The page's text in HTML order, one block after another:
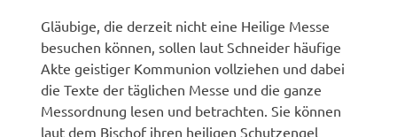
Gläubige, die derzeit nicht eine Heilige Messe
besuchen können, sollen laut Schneider häufige
Akte geistiger Kommunion vollziehen und dabei
die Texte der täglichen Messe und die ganze
Messordnung lesen und betrachten. Sie können
laut dem Bischof ihren heiligen Schutzengel